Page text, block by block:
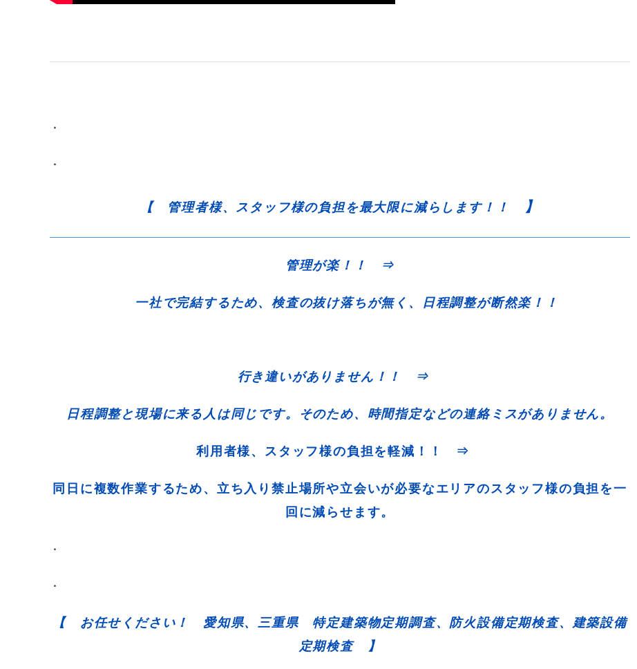
・
・
【 管理者様、スタッフ様の負担を最大限に減らします！！ 】
管理が楽！！ ⇒
一社で完結するため、検査の抜け落ちが無く、日程調整が断然楽！！
行き違いがありません！！ ⇒
日程調整と現場に来る人は同じです。そのため、時間指定などの連絡ミスがありません。
利用者様、スタッフ様の負担を軽減！！ ⇒
同日に複数作業するため、立ち入り禁止場所や立会いが必要なエリアのスタッフ様の負担を一
回に減らせます。
・
・
【 お任せください！ 愛知県、三重県 特定建築物定期調査、防火設備定期検査、建築設備
定期検査 】